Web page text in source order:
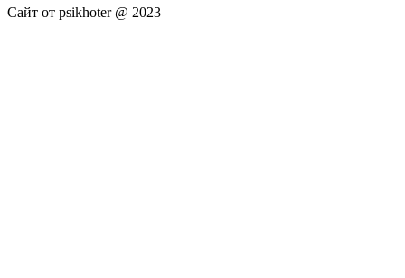
Сайт от psikhoter @ 2023